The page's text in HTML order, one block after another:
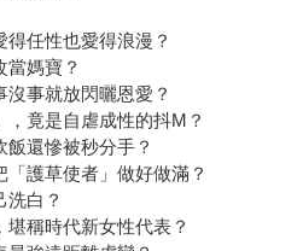
底的美麗名字。我從學生熟悉
的心情，讓古人變得可愛可
，來替他們擦亮他們身上的潮
一集至少要有一位美麗才女來
到為自己的婚戀權戰鬥的身
，就忍不住為她美麗又哀愁的
詠絮之才謝道韞的實力與魅
任性也愛得浪漫？
當媽寶？
事就放閃曬恩愛？
竟是自虐成性的抖M？
還慘被秒分手？
護草使者」做好做滿？
洗白？
稱時代新女性代表？